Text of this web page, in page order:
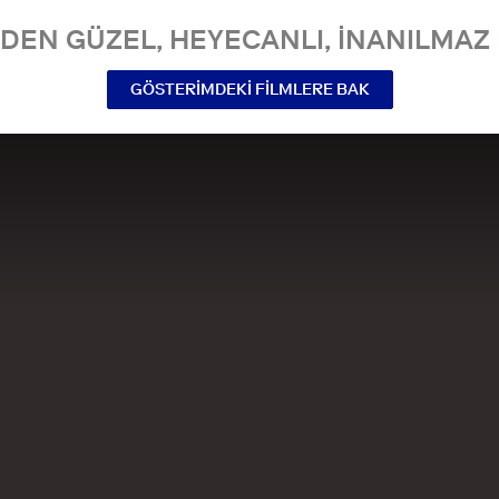
GÜZEL, HEYECANLI, INANILMAZ
GÖSTERIMDEKI FILMLERE BAK